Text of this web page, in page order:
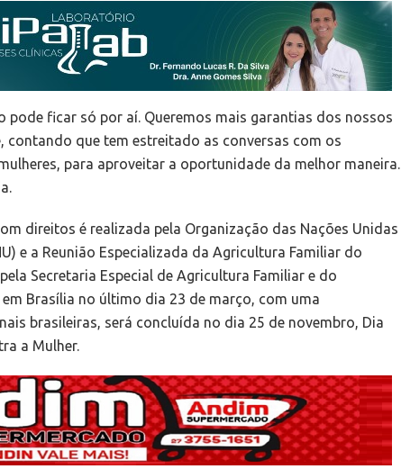
pode ficar só por aí. Queremos mais garantias dos nossos
contando que tem estreitado as conversas com os
para aproveitar a oportunidade da melhor maneira.
direitos é realizada pela Organização das Nações Unidas
e a Reunião Especializada da Agricultura Familiar do
Secretaria Especial de Agricultura Familiar e do
Brasília no último dia 23 de março, com uma
brasileiras, será concluída no dia 25 de novembro, Dia
a Mulher.